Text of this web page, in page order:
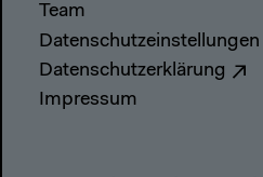
Team
Datenschutzeinstellungen
Datenschutzerklärung
Impressum